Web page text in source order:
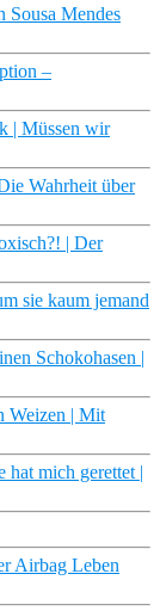
Sousa Mendes
–
| Müssen wir
Wahrheit über
| Der
sie kaum jemand
Schokohasen |
Weizen | Mit
hat mich gerettet |
Airbag Leben